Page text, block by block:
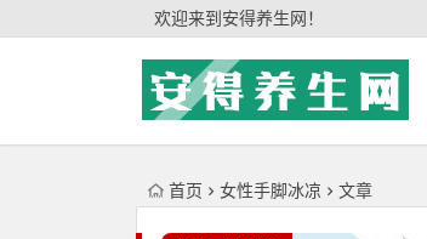
欢迎来到安得养生网！
首页 女性手脚冰凉 文章